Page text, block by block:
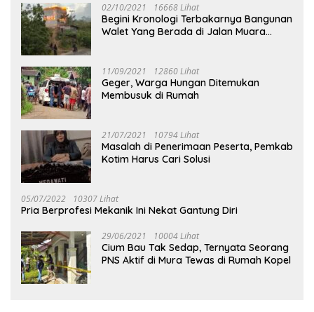
02/10/2021 16668 Lihat
Begini Kronologi Terbakarnya Bangunan
Walet Yang Berada di Jalan Muara
11/09/2021 12860 Lihat
Geger, Warga Hungan Ditemukan
Membusuk di Rumah
21/07/2021 10794 Lihat
Masalah di Penerimaan Peserta, Pemkab
Kotim Harus Cari Solusi
05/07/2022 10307 Lihat
Pria Berprofesi Mekanik Ini Nekat Gantung Diri
29/06/2021 10004 Lihat
Cium Bau Tak Sedap, Ternyata Seorang
PNS Aktif di Mura Tewas di Rumah Kopel